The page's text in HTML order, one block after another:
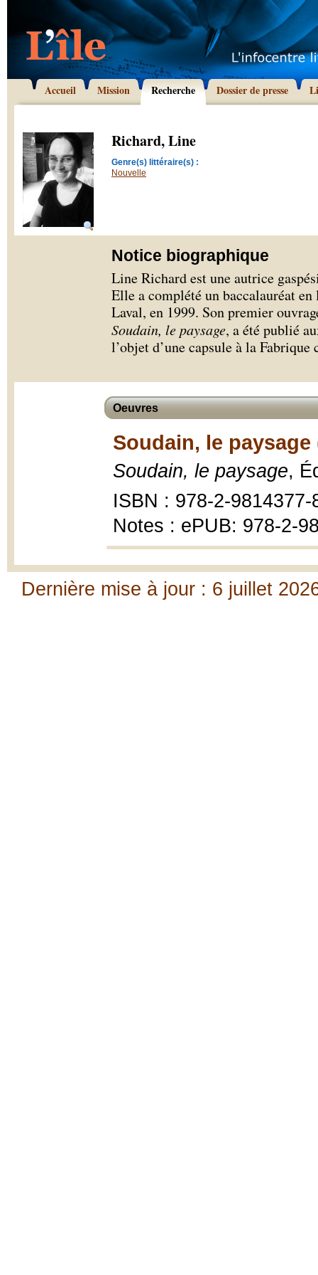
Accueil Mission Recherche Dossier de presse
Richard, Line
Genre(s) littéraire(s) :
Nouvelle
Notice biographique
Line Richard est une autrice
Elle a complété un baccalauréat
Laval, en 1999. Son premier
Soudain, le paysage, a été publié
l’objet d’une capsule à la
Oeuvres
Soudain, le paysage
Soudain, le paysage,
ISBN : 978-2-9814377-
Notes : ePUB: 978-2-
Dernière mise à jour : 6 juillet